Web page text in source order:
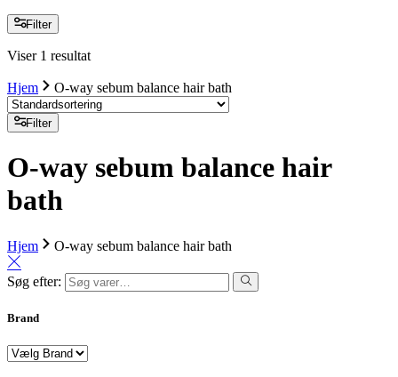
Filter
Viser 1 resultat
Hjem O-way sebum balance hair bath
Filter
O-way sebum balance hair
bath
Hjem O-way sebum balance hair bath
Søg efter:
Brand